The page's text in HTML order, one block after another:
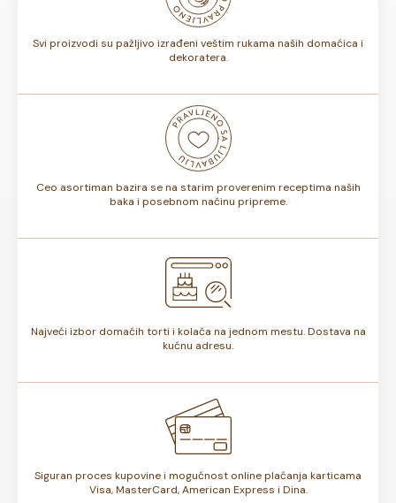
Svi proizvodi su pažljivo izrađeni veštim rukama naših domaćica i
dekoratera.
Ceo asortiman bazira se na starim proverenim receptima naših
baka i posebnom načinu pripreme.
Najveći izbor domaćih torti i kolača na jednom mestu. Dostava na
kućnu adresu.
Siguran proces kupovine i mogućnost online plaćanja karticama
Visa, MasterCard, American Express i Dina.